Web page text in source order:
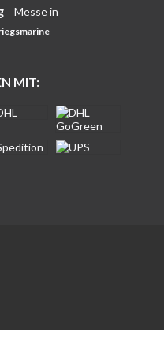
Messe in
MIT: